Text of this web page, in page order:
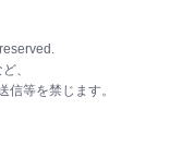
、
等を禁じます。